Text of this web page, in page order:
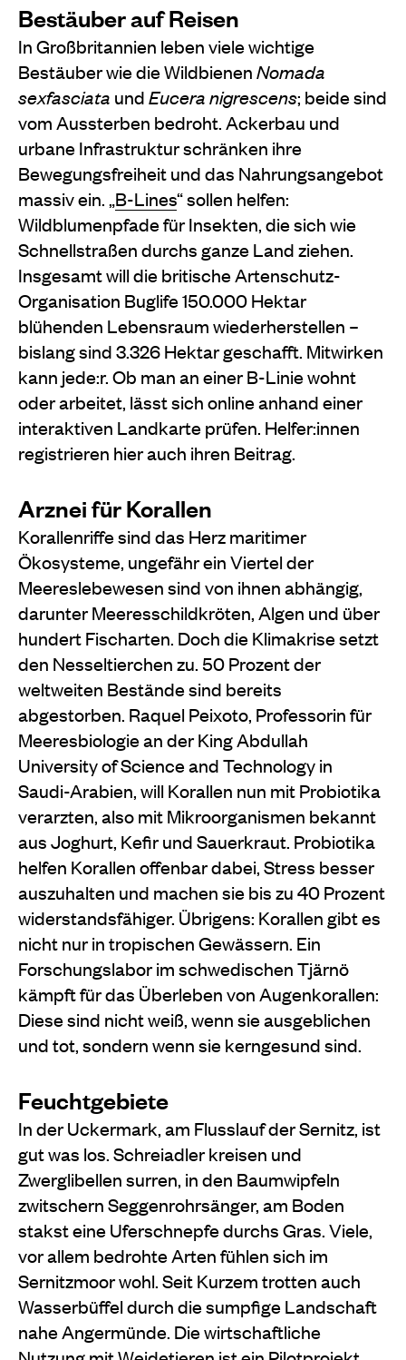
Bestäuber auf Reisen
In Großbritannien leben viele wichtige
Bestäuber wie die WildbienenNomada
sexfasciata undEucera nigrescens; beide sind
vom Aussterben bedroht. Ackerbau und
urbane Infrastruktur schränken ihre
Bewegungsfreiheit und das Nahrungsangebot
massiv ein. „B-Lines“ sollen helfen:
Wildblumenpfade für Insekten, die sich wie
Schnellstraßen durchs ganze Land ziehen.
Insgesamt will die britische Artenschutz-
Organisation Buglife 150.000 Hektar
blühenden Lebensraum wiederherstellen –
bislang sind 3.326 Hektar geschafft. Mitwirken
kann jede:r. Ob man an einer B-Linie wohnt
oder arbeitet, lässt sich online anhand einer
interaktiven Landkarte prüfen. Helfer:innen
registrieren hier auch ihren Beitrag.
Arznei für Korallen
Korallenriffe sind das Herz maritimer
Ökosysteme, ungefähr ein Viertel der
Meereslebewesen sind von ihnen abhängig,
darunter Meeresschildkröten, Algen und über
hundert Fischarten. Doch die Klimakrise setzt
den Nesseltierchen zu. 50 Prozent der
weltweiten Bestände sind bereits
abgestorben. Raquel Peixoto, Professorin für
Meeresbiologie an der King Abdullah
University of Science and Technology in
Saudi-Arabien, will Korallen nun mit Probiotika
verarzten, also mit Mikroorganismen bekannt
aus Joghurt, Kefir und Sauerkraut. Probiotika
helfen Korallen offenbar dabei, Stress besser
auszuhalten und machen sie bis zu 40 Prozent
widerstandsfähiger. Übrigens: Korallen gibt es
nicht nur in tropischen Gewässern. Ein
Forschungslabor im schwedischen Tjärnö
kämpft für das Überleben von Augenkorallen:
Diese sind nicht weiß, wenn sie ausgeblichen
und tot, sondern wenn sie kerngesund sind.
Feuchtgebiete
In der Uckermark, am Flusslauf der Sernitz, ist
gut was los. Schreiadler kreisen und
Zwerglibellen surren, in den Baumwipfeln
zwitschern Seggenrohrsänger, am Boden
stakst eine Uferschnepfe durchs Gras. Viele,
vor allem bedrohte Arten fühlen sich im
Sernitzmoor wohl. Seit Kurzem trotten auch
Wasserbüffel durch die sumpfige Landschaft
nahe Angermünde. Die wirtschaftliche